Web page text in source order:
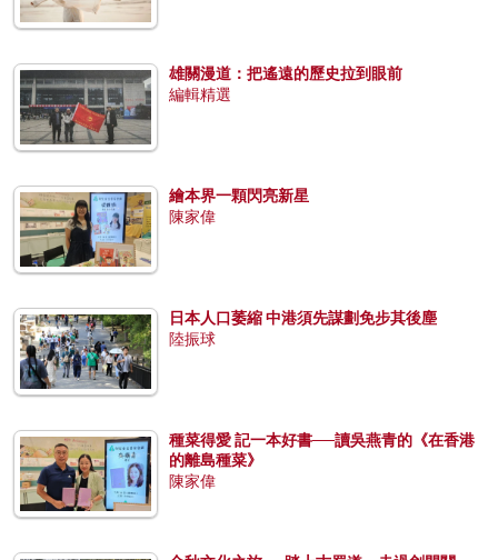
雄關漫道：把遙遠的歷史拉到眼前
編輯精選
繪本界一顆閃亮新星
陳家偉
日本人口萎縮 中港須先謀劃免步其後塵
陸振球
種菜得愛 記一本好書──讀吳燕青的《在香港
的離島種菜》
陳家偉